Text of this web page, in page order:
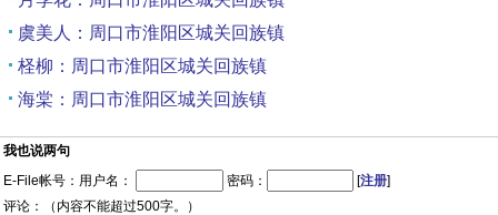
虞美人：周口市淮阳区城关回族镇
柽柳：周口市淮阳区城关回族镇
海棠：周口市淮阳区城关回族镇
我也说两句
E-File帐号：用户名：
密码： [注册]
评论：（内容不能超过500字。）